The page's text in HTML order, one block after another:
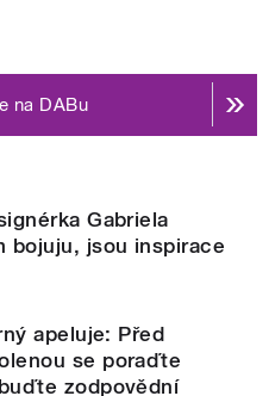
na DABu
Gabriela
bojuju, jsou inspirace
apeluje: Před
se poraďte
zodpovědní